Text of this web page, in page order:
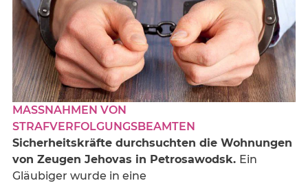
MASSNAHMEN VON S
TRAFVERFOLGUNGSBEAMTEN
Sicherheitskräfte durchsuchten die Wohnungen
von Zeugen Jehovas in Petrosawodsk. Ein
Gläubiger wurde in eine